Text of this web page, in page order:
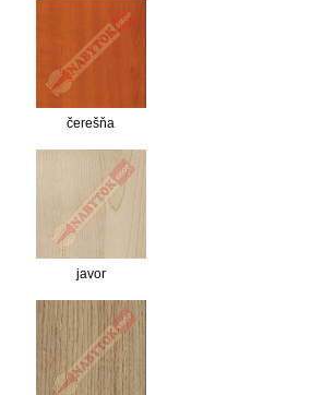
čerešňa
javor